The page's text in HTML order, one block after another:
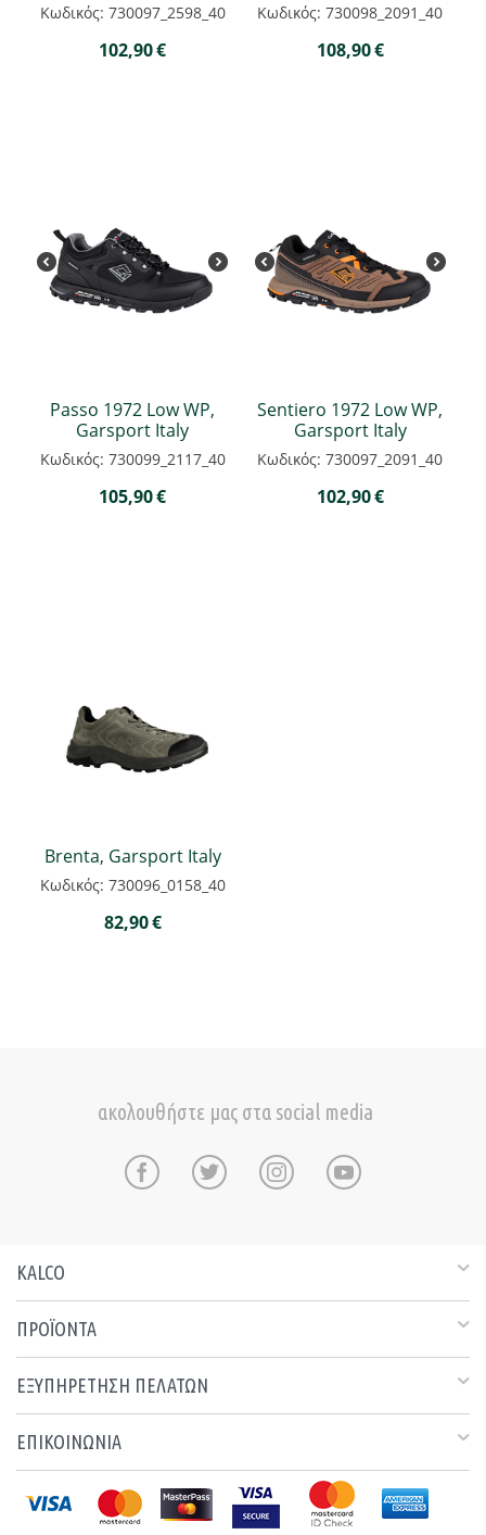
Κωδικός: 730097_2598_40
102,90€
Κωδικός: 730098_2091_40
108,90€
Passo 1972 Low WP,
Garsport Italy
Κωδικός: 730099_2117_40
105,90€
Sentiero 1972 Low WP,
Garsport Italy
Κωδικός: 730097_2091_40
102,90€
Brenta, Garsport Italy
Κωδικός: 730096_0158_40
82,90€
ακολουθήστε μας στα social media
KALCO
ΠΡΟΪΟΝΤΑ
ΕΞΥΠΗΡΕΤΗΣΗ ΠΕΛΑΤΩΝ
ΕΠΙΚΟΙΝΩΝΙΑ